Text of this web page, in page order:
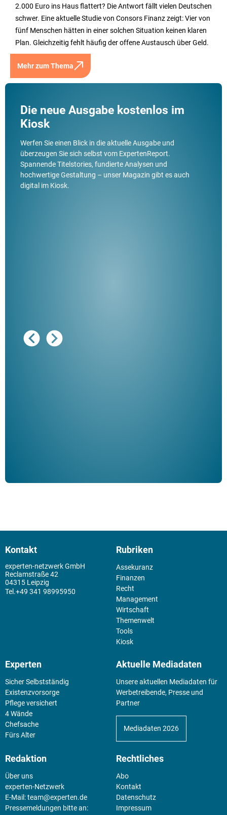
2.000 Euro ins Haus flattert? Die Antwort fällt vielen Deutschen
schwer. Eine aktuelle Studie von Consors Finanz zeigt: Vier von
fünf Menschen hätten in einer solchen Situation keinen klaren
Plan. Gleichzeitig fehlt häufig der offene Austausch über Geld.
Mehr zum Thema
Die neue Ausgabe kostenlos im
Kiosk
Werfen Sie einen Blick in die aktuelle Ausgabe und
überzeugen Sie sich selbst vom ExpertenReport.
Spannende Titelstories, fundierte Analysen und
hochwertige Gestaltung – unser Magazin gibt es auch
digital im Kiosk.
Kontakt
experten-netzwerk GmbH
Reclamstraße 42
04315 Leipzig
+49 341 98995950
Rubriken
Assekuranz
Finanzen
Recht
Management
Wirtschaft
Themenwelt
Tools
Kiosk
Experten
Sicher Selbstständig
Existenz­vorsorge
Pflege versichert
4 Wände
Chefsache
Fürs Alter
Aktuelle Mediadaten
Unsere aktuellen Mediadaten für
Werbetreibende, Presse und
Partner
Mediadaten 2026
Redaktion
Über uns
experten-Netzwerk
E-Mail:team@experten.de
Pressemeldungen bitte an:
Rechtliches
Abo
Kontakt
Datenschutz
Impressum